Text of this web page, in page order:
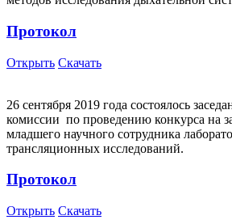
Протокол
Открыть Скачать
26 сентября 2019 года состоялось
комиссии по проведению конкурса на
младшего научного сотрудника
трансляционных исследований.
Протокол
Открыть Скачать